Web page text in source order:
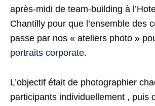
après-midi de team-building à
Chantilly pour que l’ensemble des
passe par nos « ateliers photo »
portraits corporate.
L’objectif était de photographier
participants individuellement , puis